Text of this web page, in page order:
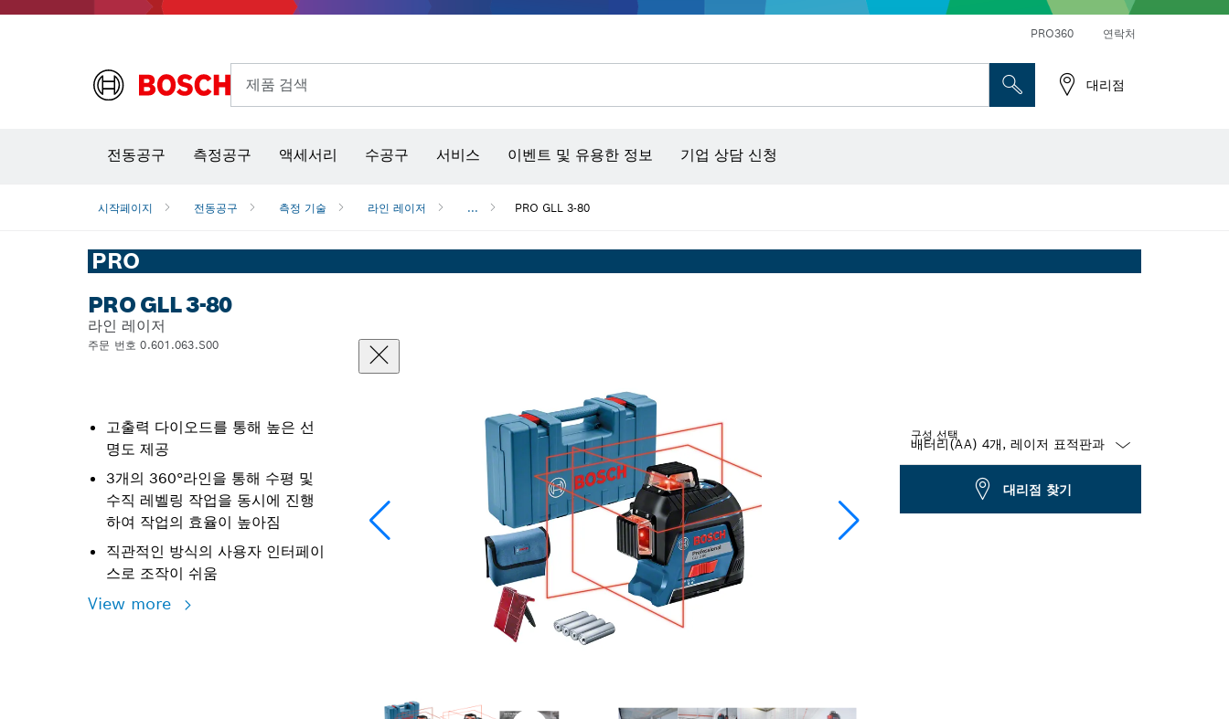
PRO360 연락처
제품 검색 대리점
전동공구 측정공구 액세서리 수공구 서비스 이벤트 및 유용한 정보 기업 상담 신청
시작페이지 전동공구 측정 기술 라인 레이저 ... PRO GLL 3-80
PRO
PRO GLL 3-80
라인 레이저
주문 번호 0.601.063.S00
고출력 다이오드를 통해 높은 선
명도 제공
3개의 360°라인을 통해 수평 및
수직 레벨링 작업을 동시에 진행
하여 작업의 효율이 높아짐
직관적인 방식의 사용자 인터페이
스로 조작이 쉬움
View more
구성 선택
대리점 찾기